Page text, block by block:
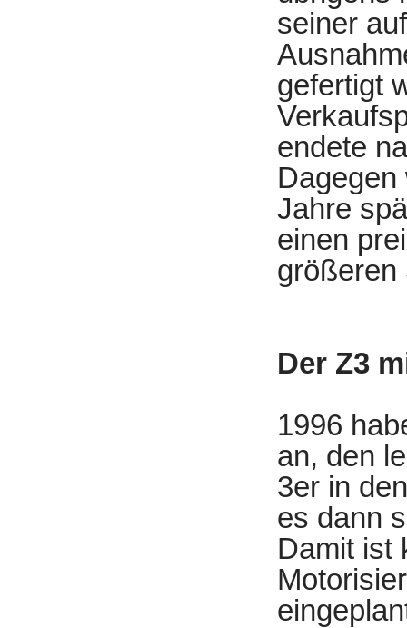
seiner
gefertigt
endete
Jahre
einen
größeren
Der Z3
1996
an, den
3er in
es dann
Damit ist